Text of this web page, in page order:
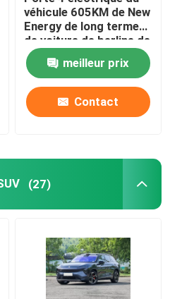
véhicule 605KM de New
Energy de long terme
de voiture de berline de
HongQi EQM5
meilleur prix
Contact
(27)